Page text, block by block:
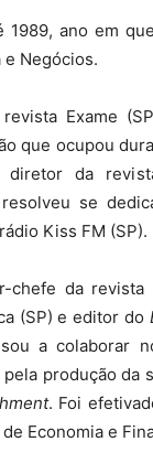
ano em
e Negócios.
Exame
que ocupou
da
se
Kiss FM (SP).
da revista
(SP) e editor do
a colaborar
produção da
. Foi
Economia e